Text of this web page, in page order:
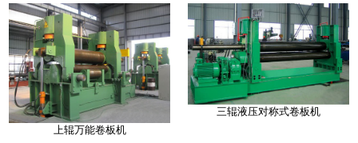
上辊万能卷板机
三辊液压对称式卷板机